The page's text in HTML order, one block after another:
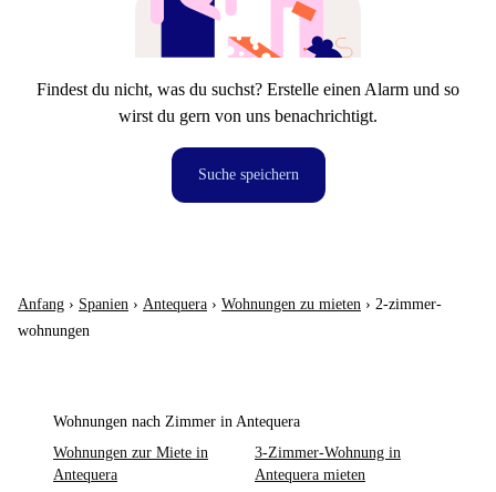
Findest du nicht, was du suchst? Erstelle einen Alarm und so
wirst du gern von uns benachrichtigt.
Suche speichern
Anfang › Spanien › Antequera › Wohnungen zu mieten › 2-zimmer-
wohnungen
Wohnungen nach Zimmer in Antequera
Wohnungen zur Miete in
Antequera
3-Zimmer-Wohnung in
Antequera mieten